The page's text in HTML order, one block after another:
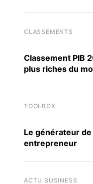
CLASSEMENTS
Classement PIB
plus riches du
TOOLBOX
Le générateur
entrepreneur
ACTU BUSINESS